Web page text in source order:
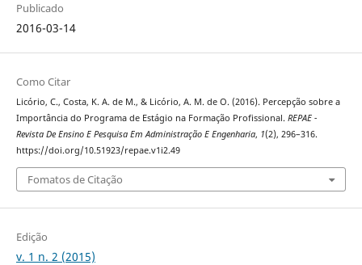
Publicado
2016-03-14
Como Citar
Licório, C., Costa, K. A. de M., & Licório, A. M. de O. (2016). Percepção sobre a
Importância do Programa de Estágio na Formação Profissional. REPAE -
Revista De Ensino E Pesquisa Em Administração E Engenharia, 1(2), 296–316.
https://doi.org/10.51923/repae.v1i2.49
Fomatos de Citação
Edição
v. 1 n. 2 (2015)